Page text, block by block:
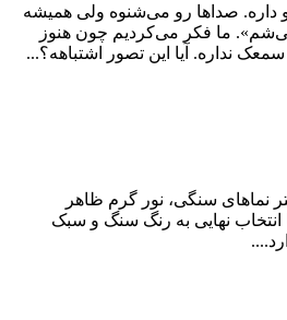
داره. صداها رو می‌شنوه ولی همیشه
ما فکر می‌کردیم چون هنوز
نداره. آیا این تصور اشتباهه؟...
نماهای سنگی، نور گرم ظاهر
انتخاب نهایی به رنگ سنگ و سبک